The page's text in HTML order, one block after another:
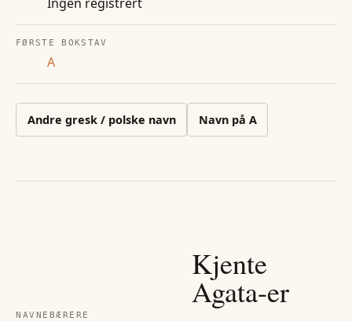
FØRSTE BOKSTAV
A
Andre gresk / polske navn Navn på A
NAVNEBÆRERE
Kjente
Agata-er